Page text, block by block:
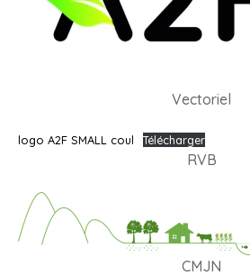
Vectoriel
logo A2F SMALL coul Télécharger
RVB
CMJN